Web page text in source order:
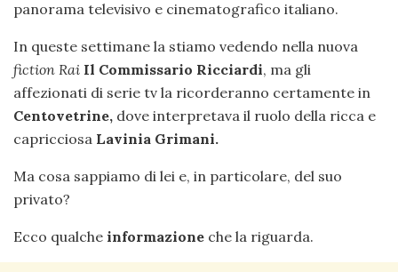
panorama televisivo e cinematografico italiano.
In queste settimane la stiamo vedendo nella nuova
fiction Rai Il Commissario Ricciardi, ma gli
affezionati di serie tv la ricorderanno certamente in
Centovetrine, dove interpretava il ruolo della ricca e
capricciosa Lavinia Grimani.
Ma cosa sappiamo di lei e, in particolare, del suo
privato?
Ecco qualche informazione che la riguarda.